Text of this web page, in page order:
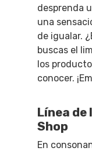
desprenda
una
de igualar.
buscas el
los
conocer.
Línea de
Shop
En